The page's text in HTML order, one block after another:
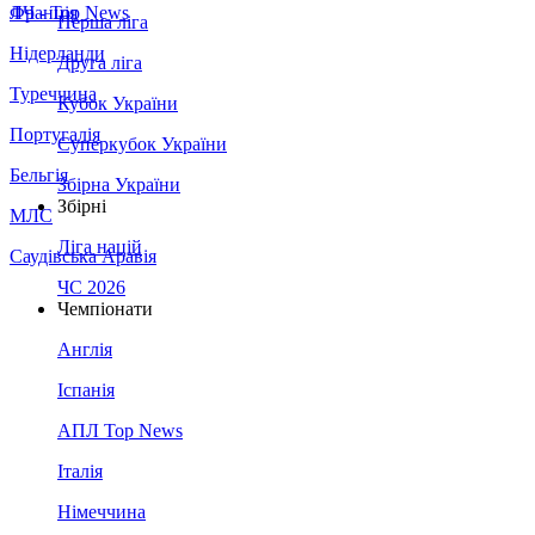
Франція
Нідерланди
Туреччина
Португалія
Бельгія
МЛС
Саудівська Аравія
ЛЧ - Top News
Перша ліга
Друга ліга
Кубок України
Суперкубок України
Збірна України
Збірні
Ліга націй
ЧС 2026
Чемпіонати
Англія
Іспанія
АПЛ Top News
Італія
Німеччина